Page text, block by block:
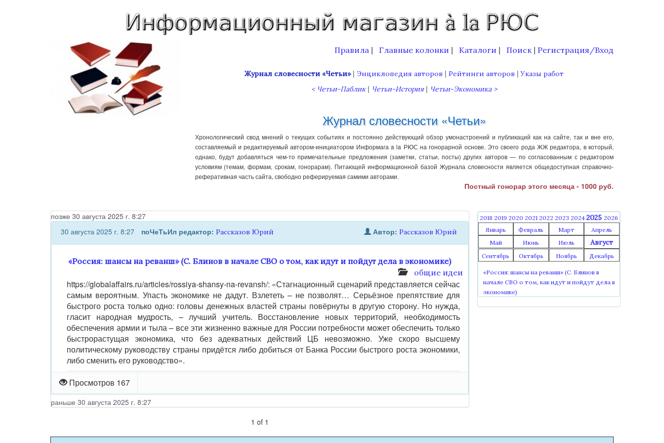
Правила Главные колонки Каталоги Поиск| Регистрация/Вход
Журнал словесности «Четьи»| Энциклопедия авторов |Рейтинги авторов |Указы работ
< Четьи-Паблик| Четьи-История| Четьи-Экономика >
Журнал словесности «Четьи»
Хронологический свод мнений о текущих событиях и постоянно действующий обзор умонастроений и публикаций как на сайте, так и вне его,
составляемый и редактируемый автором-инициатором Информага a la РЮС на гонорарной основе. Это своего рода ЖЖ редактора, в который,
однако, будут добавляться чем-то примечательные предложения (заметки, статьи, посты) других авторов — по согласованным с редактором
условиям (темам, формам, срокам, гонорарам). Питающей информационной базой Журнала словесности является общедоступная справочно-
реферативная часть сайта, свободно реферируемая самими авторами.
Постный гонорар этого месяца - 1000 руб.
2018 2019 2020 2021 2022 2023 2024 2025 2026
Январь
Февраль Март
Апрель
Май
Июнь Июль Август
Сентябрь Октябрь Ноябрь Декабрь
«Россия: шансы на реванш» (С. Блинов в
начале СВО о том, как идут и пойдут дела в
экономике)
позже 30 августа 2025 г. 8:27
30 августа 2025 г. 8:27
поЧеТьИл редактор: Рассказов Юрий Автор: Рассказов Юрий
«Россия: шансы на реванш» (С. Блинов в начале СВО о том, как идут и пойдут дела в экономике)
общие идеи
https://globalaffairs.ru/articles/rossiya-shansy-na-revansh/: «Стагнационный сценарий представляется сейчас
самым вероятным. Упасть экономике не дадут. Взлететь – не позволят… Серьёзное препятствие для
быстрого роста только одно: головы денежных властей страны повёрнуты в другую сторону. Но нужда,
гласит народная мудрость, – лучший учитель. Восстановление новых территорий, необходимость
обеспечения армии и тыла – все эти жизненно важные для России потребности может обеспечить только
быстрорастущая экономика, что без адекватных действий ЦБ невозможно. Уже скоро высшему
политическому руководству страны придётся либо добиться от Банка России быстрого роста экономики,
либо сменить его руководство».
Просмотров 167
раньше 30 августа 2025 г. 8:27
1 of 1